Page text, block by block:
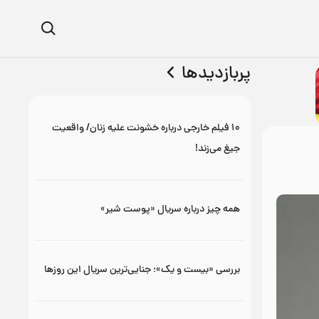
پربازدیدها
۱۰ فیلم خارجی درباره خشونت علیه زنان/ واقعیت
جیغ می‌زند!
همه چیز درباره سریال «پوست شیر»
بررسی «بیست و یک»؛ جنایی‌ترین سریال این روزها